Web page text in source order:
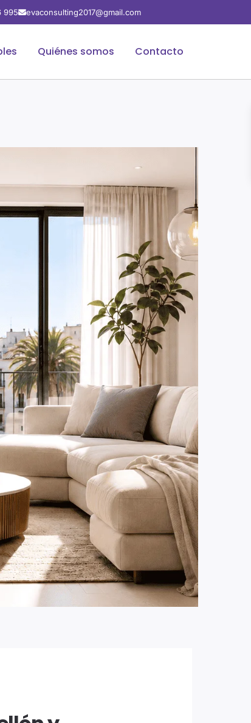
995 evaconsulting2017@gmail.com
Quiénes somos Contacto